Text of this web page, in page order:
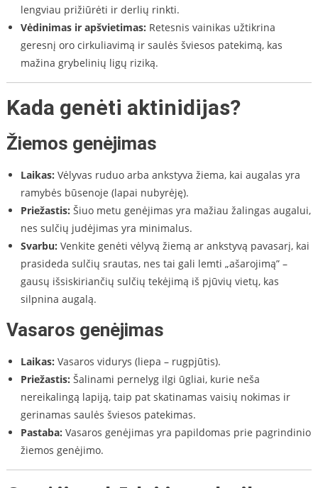
lengviau prižiūrėti ir derlių rinkti.
Vėdinimas ir apšvietimas: Retesnis vainikas užtikrina
geresnį oro cirkuliavimą ir saulės šviesos patekimą, kas
mažina grybelinių ligų riziką.
Kada genėti aktinidijas?
Žiemos genėjimas
Laikas: Vėlyvas ruduo arba ankstyva žiema, kai augalas yra
ramybės būsenoje (lapai nubyrėję).
Priežastis: Šiuo metu genėjimas yra mažiau žalingas augalui,
nes sulčių judėjimas yra minimalus.
Svarbu: Venkite genėti vėlyvą žiemą ar ankstyvą pavasarį, kai
prasideda sulčių srautas, nes tai gali lemti „ašarojimą” –
gausų išsiskiriančių sulčių tekėjimą iš pjūvių vietų, kas
silpnina augalą.
Vasaros genėjimas
Laikas: Vasaros vidurys (liepa – rugpjūtis).
Priežastis: Šalinami pernelyg ilgi ūgliai, kurie neša
nereikalingą lapiją, taip pat skatinamas vaisių nokimas ir
gerinamas saulės šviesos patekimas.
Pastaba: Vasaros genėjimas yra papildomas prie pagrindinio
žiemos genėjimo.